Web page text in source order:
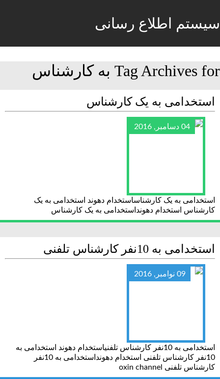
سیستم اطلاع رسانی
Tag Archives for به کارشناس
استخدامی به یک کارشناس
04 دسامبر, 2016
استخدامی به یک کارشناساستخدام دهوند استخدامی به یک
کارشناس استخدام دهونداستخدامی به یک کارشناس
استخدامی به 10نفر کارشناس تلفنی
09 نوامبر, 2016
استخدامی به 10نفر کارشناس تلفنیاستخدام دهوند استخدامی به
10نفر کارشناس تلفنی استخدام دهونداستخدامی به 10نفر
کارشناس تلفنی oxin channel